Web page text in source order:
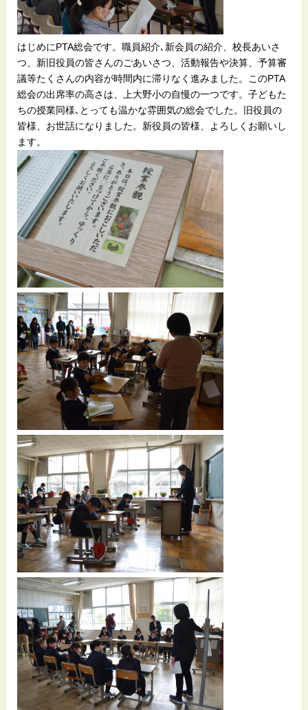
はじめにPTA総会です。職員紹介､新会員の紹介、校長あいさ
つ、新旧役員の皆さんのごあいさつ、活動報告や決算、予算審
議等たくさんの内容が時間内に滞りなく進みました。このPTA
総会の出席率の高さは、上大野小の自慢の一つです。子どもた
ちの授業同様､とっても温かな雰囲気の総会でした。旧役員の
皆様、お世話になりました。新役員の皆様、よろしくお願いし
ます。